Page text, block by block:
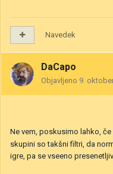
Navedek
DaCapo
Objavljeno 9.
Ne vem, poskusimo lahko,
skupini so takšni filtri, da
igre, pa se vseeno